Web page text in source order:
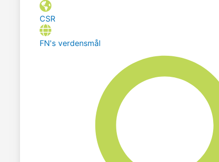
CSR
FN's verdensmål